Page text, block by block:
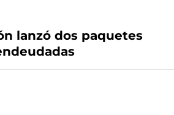
lanzó dos paquetes